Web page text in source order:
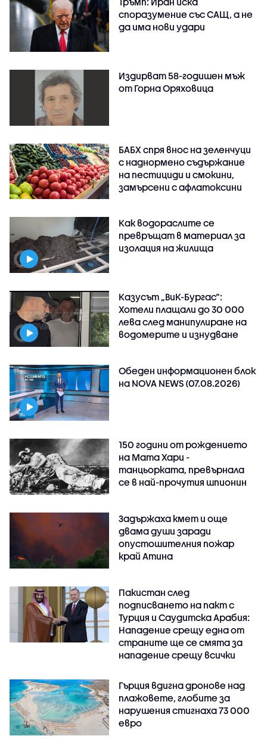
споразумение със САЩ, а не
да има нови удари
Издирват 58-годишен мъж
от Горна Оряховица
БАБХ спря внос на зеленчуци
с наднормено съдържание
на пестициди и смокини,
замърсени с афлатоксини
Как водораслите се
превръщат в материал за
изолация на жилища
Казусът „ВиК-Бургас“:
Хотели плащали до 30 000
лева след манипулиране на
водомерите и изнудване
Обеден информационен блок
на NOVA NEWS (07.08.2026)
150 години от рождението
на Мата Хари -
танцьорката, превърнала
се в най-прочутия шпионин
Задържаха кмет и още
двама души заради
опустошителния пожар
край Атина
Пакистан след
подписването на пакт с
Турция и Саудитска Арабия:
Нападение срещу една от
страните ще се смята за
нападение срещу всички
Гърция вдигна дронове над
плажовете, глобите за
нарушения стигнаха 73 000
евро